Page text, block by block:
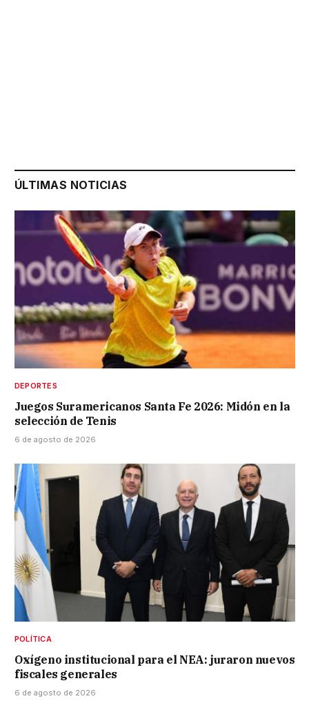
ÚLTIMAS NOTICIAS
DEPORTES
Juegos Suramericanos Santa Fe 2026: Midón en la
selección de Tenis
6 de agosto de 2026
POLÍTICA
Oxígeno institucional para el NEA: juraron nuevos
fiscales generales
6 de agosto de 2026